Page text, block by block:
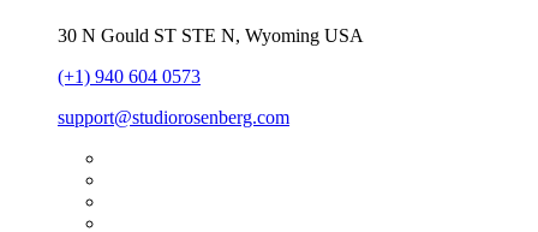
30 N Gould ST STE N, Wyoming USA
(+1) 940 604 0573
support@studiorosenberg.com